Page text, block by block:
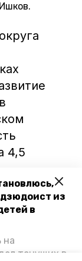
из
в
на
тонущих в
в
4,5